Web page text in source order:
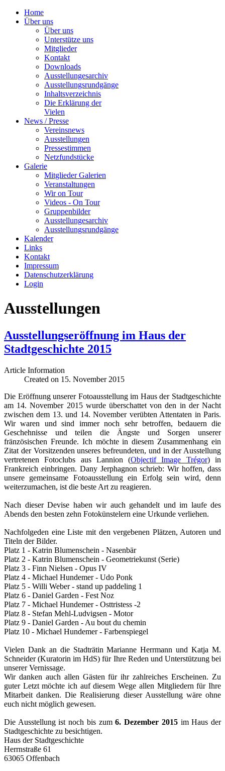
Home
Über uns
Über uns
Unterstütze uns
Mitglieder
Kontakt
Downloads
Ausstellungesarchiv
Ausstellungsrundgänge
Inhaltsverzeichnis
Die Erklärung der
Vielen
News / Presse
Vereinsnews
Ausstellungen
Pressestimmen
Netzfundstücke
Galerie
Mitglieder Galerien
Veranstaltungen
Wir on Tour
Videos - On Tour
Gruppenbilder
Ausstellungesarchiv
Ausstellungsrundgänge
Kalender
Links
Kontakt
Impressum
Datenschutzerklärung
Login
Ausstellungen
Ausstellungseröffnung im Haus der
Stadtgeschichte 2015
Article Information
Created on 15. November 2015
Die Eröffnung unserer Fotoausstellung im Haus der Stadtgeschichte
am 14. November 2015 wurde überschattet von den in der Nacht
zwischen dem 13. und 14. November verübten Attentaten in Paris.
Wir waren und sind immer noch sehr betroffen, bedauern die
Geschehnisse und teilen die Ängste und Sorgen unserer
fränzösischen Freunde. Ich möchte in diesem Zusammenhang ein
Zitat der Vorsitzenden unseres befreundeten, und in der Ausstellung
vertretenen Fotoclubs aus Lannion (Objectif Image Trégor) in
Frankreich einbringen. Dany Jerphagnon schrieb: Wir hoffen, dass
unsere gemeinsame Fotoausstellung ein Erfolg sein wird, denn
weiterzumachen, ist die beste Art zu reagieren.
Nach dieser Devise haben wir auch gehandelt und im laufe des
Abends den besten zehn Fotokünstelern eine Urkunde verliehen.
Nachfolgeden eine Liste mit den vergebenen Plätzen, Autoren und
Titeln der Bilder.
Platz 1 - Katrin Blumenschein - Nasenbär
Platz 2 - Katrin Blumenschein - Geometriekunst (Serie)
Platz 3 - Finn Nielsen - Opus IV
Platz 4 - Michael Hundemer - Udo Ponk
Platz 5 - Willi Weber - stand up paddeling 1
Platz 6 - Daniel Garden - Fest Noz
Platz 7 - Michael Hundemer - Osttristess -2
Platz 8 - Stefan Mehl-Ludvigsen - Motor
Platz 9 - Daniel Garden - Au bout du chemin
Platz 10 - Michael Hundemer - Farbenspiegel
Vielen Dank an die Stadträtin Marianne Herrmann und Katja M.
Schneider (Kuratorin im HdS) für Ihre Reden und Unterstützung bei
unserer Vernissage.
Wir danken auch allen Gästen für ihr zahlreiches Erscheinen. Zu
guter Letzt möchte ich auf diesem Wege allen Mitgliedern für Ihre
Mitarbeit danken. Die Realisierung dieser Ausstellung wäre ohne
euch nicht möglich gewesen.
Die Ausstellung ist noch bis zum6. Dezember 2015im Haus der
Stadtgeschichte zu besichtigen.
Haus der Stadtgeschichte
Herrnstraße 61
63065 Offenbach